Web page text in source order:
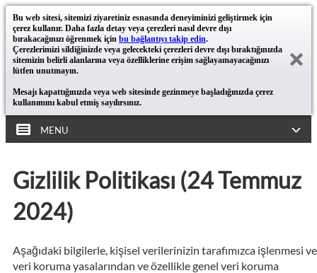
Bu web sitesi, sitemizi ziyaretiniz esnasında deneyiminizi geliştirmek için
çerez kullanır. Daha fazla detay veya çerezleri nasıl devre dışı
bırakacağınızı öğrenmek için bu bağlantıyı takip edin.
Çerezlerimizi sildiğinizde veya gelecekteki çerezleri devre dışı bıraktığınızda
sitemizin belirli alanlarına veya özelliklerine erişim sağlayamayacağınızı
lütfen unutmayın.
Mesajı kapattığınızda veya web sitesinde gezinmeye başladığınızda çerez
kullanımını kabul etmiş sayılırsınız.
MENU
Gizlilik Politikası (24 Temmuz
2024)
Aşağıdaki bilgilerle, kişisel verilerinizin tarafımızca işlenmesi ve
veri koruma yasalarından ve özellikle genel veri koruma